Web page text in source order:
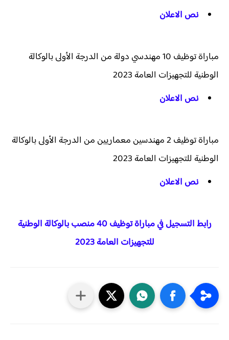
نص الاعلان
مباراة توظيف 10 مهندسي دولة من الدرجة الأولى بالوكالة
الوطنية للتجهيزات العامة 2023
نص الاعلان
مباراة توظيف 2 مهندسين معماريين من الدرجة الأولى بالوكالة
الوطنية للتجهيزات العامة 2023
نص الاعلان
رابط التسجيل في مباراة توظيف 40 منصب بالوكالة الوطنية
للتجهيزات العامة 2023